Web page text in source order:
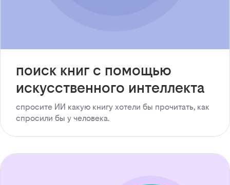
поиск книг с помощью
искусственного интеллекта
спросите ИИ какую книгу хотели бы прочитать, как
спросили бы у человека.